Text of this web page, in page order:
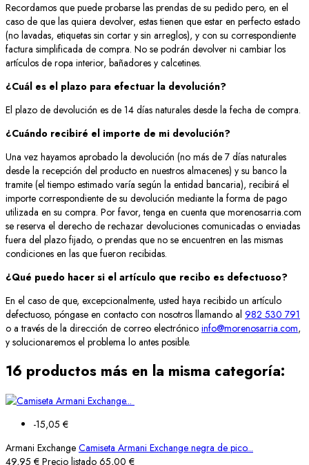
Recordamos que puede probarse las prendas de su pedido pero, en el
caso de que las quiera devolver, estas tienen que estar en perfecto estado
(no lavadas, etiquetas sin cortar y sin arreglos), y con su correspondiente
factura simplificada de compra. No se podrán devolver ni cambiar los
artículos de ropa interior, bañadores y calcetines.
¿Cuál es el plazo para efectuar la devolución?
El plazo de devolución es de 14 días naturales desde la fecha de compra.
¿Cuándo recibiré el importe de mi devolución?
Una vez hayamos aprobado la devolución (no más de 7 días naturales
desde la recepción del producto en nuestros almacenes) y su banco la
tramite (el tiempo estimado varía según la entidad bancaria), recibirá el
importe correspondiente de su devolución mediante la forma de pago
utilizada en su compra. Por favor, tenga en cuenta que morenosarria.com
se reserva el derecho de rechazar devoluciones comunicadas o enviadas
fuera del plazo fijado, o prendas que no se encuentren en las mismas
condiciones en las que fueron recibidas.
¿Qué puedo hacer si el artículo que recibo es defectuoso?
En el caso de que, excepcionalmente, usted haya recibido un artículo
defectuoso, póngase en contacto con nosotros llamando al 982 530 791
o a través de la dirección de correo electrónico info@morenosarria.com,
y solucionaremos el problema lo antes posible.
16 productos más en la misma categoría:
-15,05 €
Armani Exchange Camiseta Armani Exchange negra de pico...
49,95 € Precio listado 65,00 €